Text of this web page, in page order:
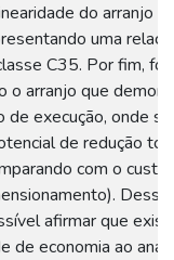
do arranjo
uma
C35. Por fim, foi
o arranjo que
execução, onde se
de redução
com o custo
Dessa
afirmar que
de economia ao